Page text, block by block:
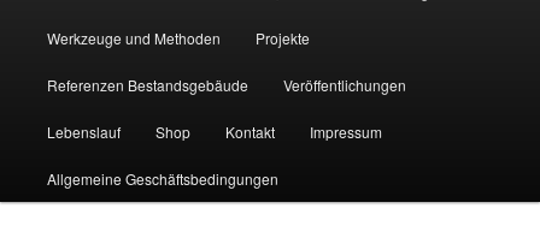
Werkzeuge und Methoden Projekte
Referenzen Bestandsgebäude Veröffentlichungen
Lebenslauf Shop Kontakt Impressum
Allgemeine Geschäftsbedingungen